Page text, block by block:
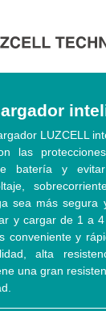
LUZCELL
las
batería y
sea más segura
y cargar de 1 a
conveniente y
alta
una gran